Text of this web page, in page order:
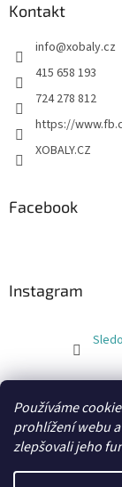
Používáme
prohlížení webu
zlepšovali jeho
Kontakt
info@xobaly.cz
415 658 193
724 278 812
https://
XOBALY.CZ
Facebook
Instagram